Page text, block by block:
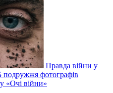
Правда війни у
подружжя фотографів
«Очі війни»